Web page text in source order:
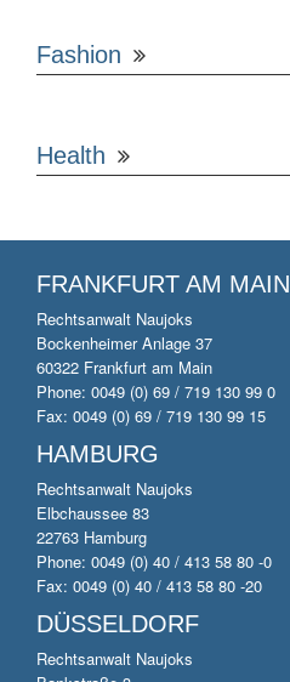
Fashion
Health
FRANKFURT AM MAIN
Rechtsanwalt Naujoks
Bockenheimer Anlage 37
60322 Frankfurt am Main
Phone: 0049 (0) 69 / 719 130 99 0
Fax: 0049 (0) 69 / 719 130 99 15
HAMBURG
Rechtsanwalt Naujoks
Elbchaussee 83
22763 Hamburg
Phone: 0049 (0) 40 / 413 58 80 -0
Fax: 0049 (0) 40 / 413 58 80 -20
DÜSSELDORF
Rechtsanwalt Naujoks